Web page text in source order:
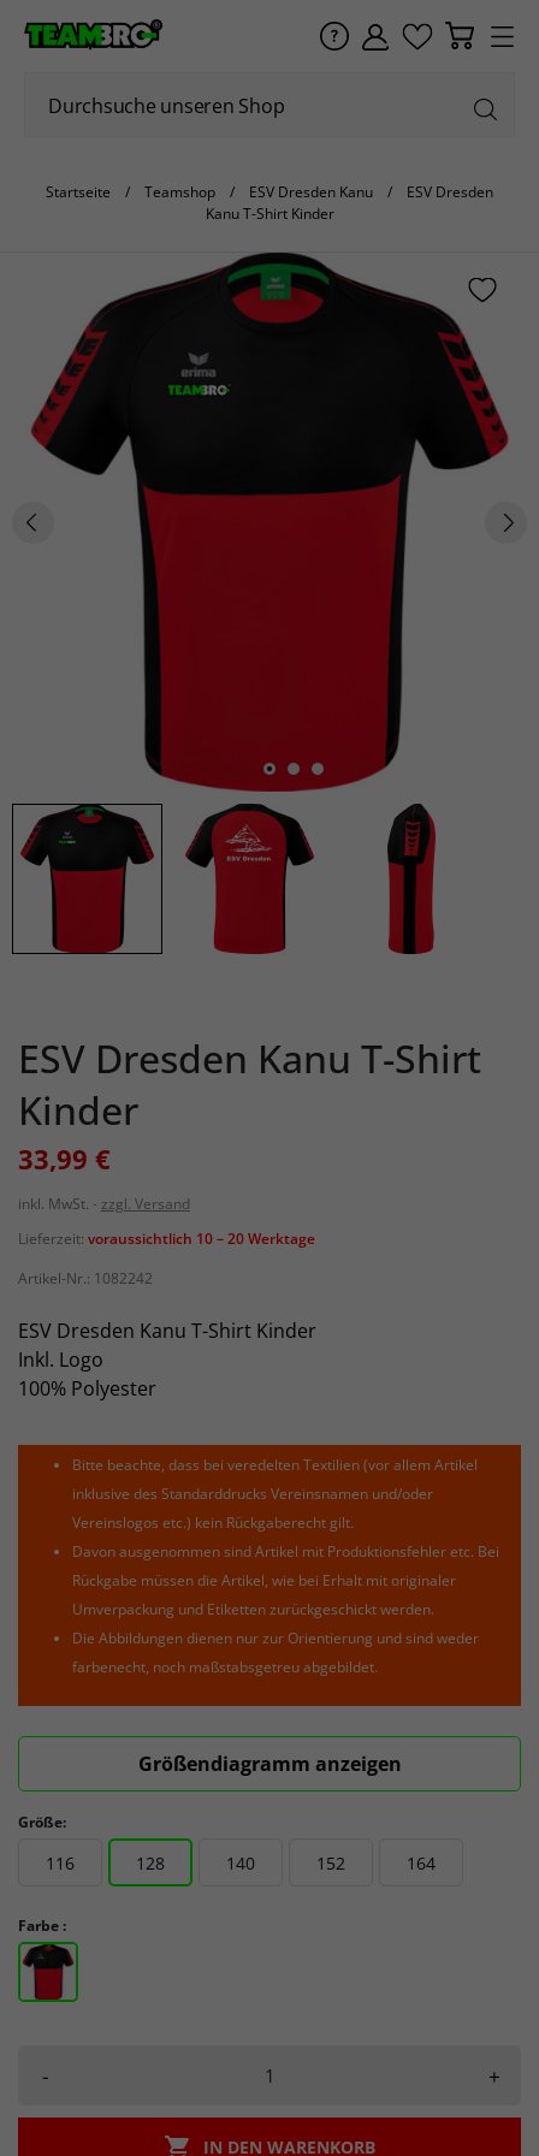
Startseite Teamshop ESV Dresden Kanu
ESV Dresden
Kanu T-Shirt Kinder
ESV Dresden Kanu T-Shirt
Kinder
33,99 €
inkl. MwSt.
zzgl. Versand
Lieferzeit: voraussichtlich 10 – 20 Werktage
Artikel-Nr.: 1082242
ESV Dresden Kanu T-Shirt Kinder
Inkl. Logo
100% Polyester
Bitte beachte, dass bei veredelten Textilien (vor allem Artikel
inklusive des Standarddrucks Vereinsnamen und/oder
Vereinslogos etc.) kein Rückgaberecht gilt.
Davon ausgenommen sind Artikel mit Produktionsfehler etc. Bei
Rückgabe müssen die Artikel, wie bei Erhalt mit originaler
Umverpackung und Etiketten zurückgeschickt werden.
Die Abbildungen dienen nur zur Orientierung und sind weder
farbenecht, noch maßstabsgetreu abgebildet.
Größendiagramm anzeigen
Größe:
116 128 140 152 164
Farbe :
- +
 IN DEN WARENKORB